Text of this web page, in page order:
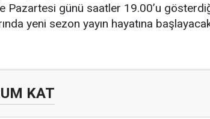
Pazartesi günü saatler 19.00’u
yeni sezon yayın hayatına
KAT